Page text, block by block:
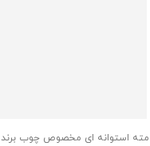
مته استوانه ای مخصوص چوب برند